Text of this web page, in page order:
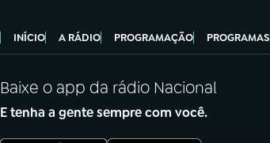
INÍCIO A RÁDIO PROGRAMAÇÃO PROGRAMAS
Baixe o app da rádio Nacional
E tenha a gente sempre com você.